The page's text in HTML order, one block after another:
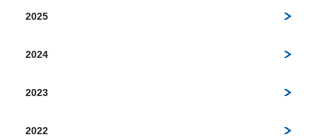
2025
2024
2023
2022